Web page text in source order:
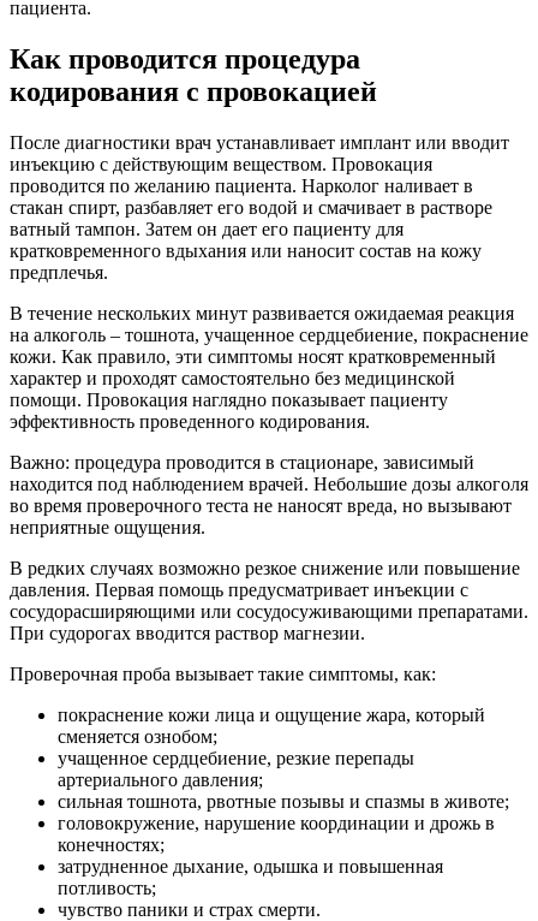
пациента.
Как проводится процедура
кодирования с провокацией
После диагностики врач устанавливает имплант или вводит
инъекцию с действующим веществом. Провокация
проводится по желанию пациента. Нарколог наливает в
стакан спирт, разбавляет его водой и смачивает в растворе
ватный тампон. Затем он дает его пациенту для
кратковременного вдыхания или наносит состав на кожу
предплечья.
В течение нескольких минут развивается ожидаемая реакция
на алкоголь – тошнота, учащенное сердцебиение, покраснение
кожи. Как правило, эти симптомы носят кратковременный
характер и проходят самостоятельно без медицинской
помощи. Провокация наглядно показывает пациенту
эффективность проведенного кодирования.
Важно: процедура проводится в стационаре, зависимый
находится под наблюдением врачей. Небольшие дозы алкоголя
во время проверочного теста не наносят вреда, но вызывают
неприятные ощущения.
В редких случаях возможно резкое снижение или повышение
давления. Первая помощь предусматривает инъекции с
сосудорасширяющими или сосудосуживающими препаратами.
При судорогах вводится раствор магнезии.
Проверочная проба вызывает такие симптомы, как:
покраснение кожи лица и ощущение жара, который
сменяется ознобом;
учащенное сердцебиение, резкие перепады
артериального давления;
сильная тошнота, рвотные позывы и спазмы в животе;
головокружение, нарушение координации и дрожь в
конечностях;
затрудненное дыхание, одышка и повышенная
потливость;
чувство паники и страх смерти.